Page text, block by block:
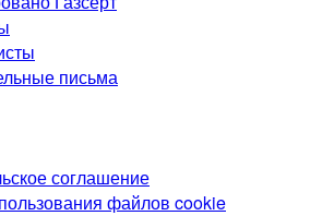
письма
соглашение
файлов cookie